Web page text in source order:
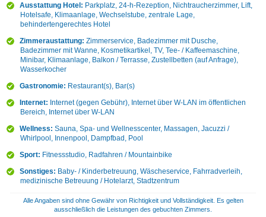
Ausstattung Hotel: Parkplatz, 24-h-Rezeption, Nichtraucherzimmer, Lift,
Hotelsafe, Klimaanlage, Wechselstube, zentrale Lage,
behindertengerechtes Hotel
Zimmeraustattung: Zimmerservice, Badezimmer mit Dusche,
Badezimmer mit Wanne, Kosmetikartikel, TV, Tee- / Kaffeemaschine,
Minibar, Klimaanlage, Balkon / Terrasse, Zustellbetten (auf Anfrage),
Wasserkocher
Gastronomie: Restaurant(s), Bar(s)
Internet: Internet (gegen Gebühr), Internet über W-LAN im öffentlichen
Bereich, Internet über W-LAN
Wellness: Sauna, Spa- und Wellnesscenter, Massagen, Jacuzzi /
Whirlpool, Innenpool, Dampfbad, Pool
Sport: Fitnessstudio, Radfahren / Mountainbike
Sonstiges: Baby- / Kinderbetreuung, Wäscheservice, Fahrradverleih,
medizinische Betreuung / Hotelarzt, Stadtzentrum
Alle Angaben sind ohne Gewähr von Richtigkeit und Vollständigkeit. Es gelten
ausschließlich die Leistungen des gebuchten Zimmers.